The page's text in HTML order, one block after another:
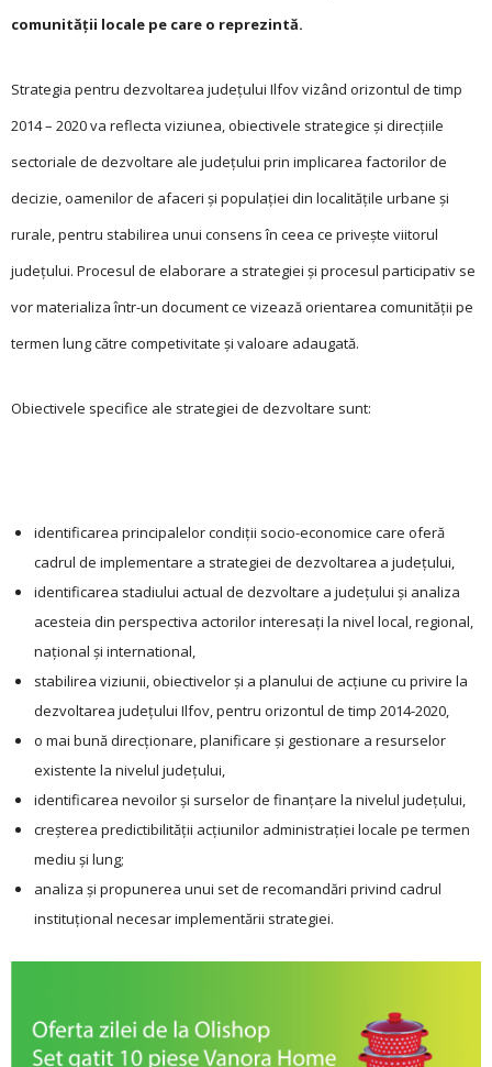
comunității locale pe care o reprezintă.
Strategia pentru dezvoltarea județului Ilfov vizând orizontul de timp
2014 – 2020 va reflecta viziunea, obiectivele strategice și direcțiile
sectoriale de dezvoltare ale județului prin implicarea factorilor de
decizie, oamenilor de afaceri și populației din localitățile urbane și
rurale, pentru stabilirea unui consens în ceea ce privește viitorul
județului. Procesul de elaborare a strategiei și procesul participativ se
vor materializa într-un document ce vizează orientarea comunității pe
termen lung către competivitate și valoare adaugată.
Obiectivele specifice ale strategiei de dezvoltare sunt:
identificarea principalelor condiții socio-economice care oferă
cadrul de implementare a strategiei de dezvoltarea a județului,
identificarea stadiului actual de dezvoltare a județului și analiza
acesteia din perspectiva actorilor interesați la nivel local, regional,
național și international,
stabilirea viziunii, obiectivelor și a planului de acțiune cu privire la
dezvoltarea județului Ilfov, pentru orizontul de timp 2014-2020,
o mai bună direcționare, planificare și gestionare a resurselor
existente la nivelul ju­­dețului,
identificarea nevoilor și surselor de finanțare la nivelul județului,
creșterea predictibilității acțiunilor administrației locale pe termen
mediu și lung;
analiza și propunerea unui set de recomandări privind cadrul
instituțional necesar implementării strategiei.